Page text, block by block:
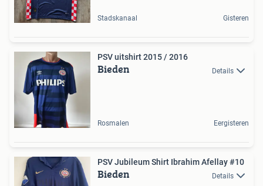
Stadskanaal Gisteren
PSV uitshirt 2015 / 2016
Bieden Details
Rosmalen Eergisteren
PSV Jubileum Shirt Ibrahim Afellay #10
Bieden Details